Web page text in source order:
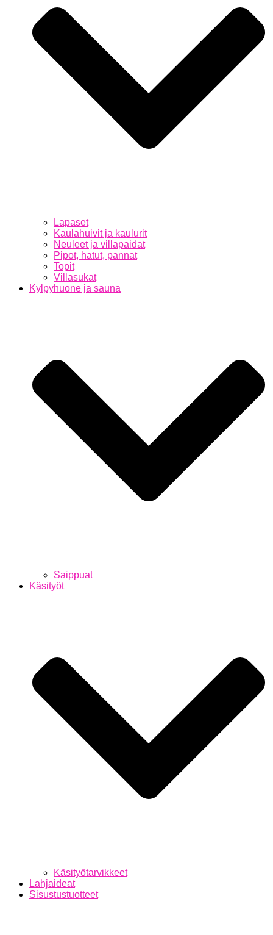
Lapaset
Kaulahuivit ja kaulurit
Neuleet ja villapaidat
Pipot, hatut, pannat
Topit
Villasukat
Kylpyhuone ja sauna
Saippuat
Käsityöt
Käsityötarvikkeet
Lahjaideat
Sisustustuotteet